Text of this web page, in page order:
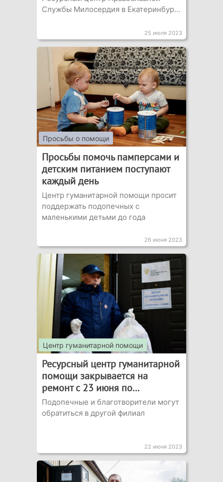
Службы Милосердия в Екатеринбур...
25 июля 2023
Просьбы о помощи
Просьбы помочь памперсами и
детским питанием поступают
каждый день
Центр гуманитарной помощи просит
поддержать подопечных с
маленькими детьми до года
26 июня 2023
Центр гуманитарной помощи
Ресурсный центр гуманитарной
помощи закрывается на
ремонт с 23 июня по...
Подопечные и благотворители могут
обратиться в другой филиал
22 июня 2023